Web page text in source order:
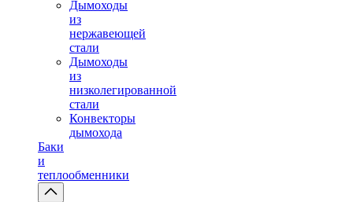
Дымоходы
из
нержавеющей
стали
Дымоходы
из
низколегированной
стали
Конвекторы
дымохода
Баки
и
теплообменники